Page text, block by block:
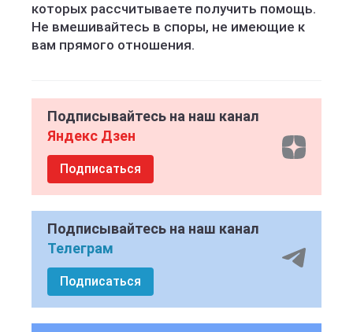
которых рассчитываете получить помощь.
Не вмешивайтесь в споры, не имеющие к
вам прямого отношения.
Подписывайтесь на наш канал
Яндекс Дзен
Подписаться
Подписывайтесь на наш канал
Телеграм
Подписаться